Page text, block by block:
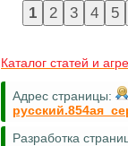
Каталог статей и
Адрес страницы:
Разработка